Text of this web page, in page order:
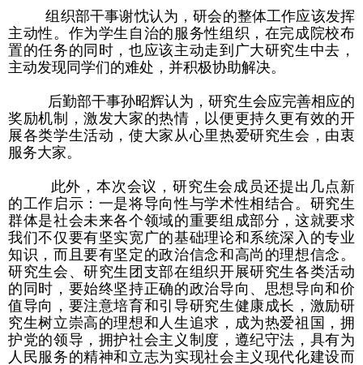
组织部干事谢忱认为，研会的整体工作应该发挥
主动性。作为学生自治的服务性组织，在完成院校布
置的任务的同时，也应该主动走到广大研究生中去，
主动发现同学们的难处，并积极协助解决。
后勤部干事孙昭辉认为，研究生会应完善相应的
奖励机制，激发大家的热情，以便更持久更有效的开
展各类学生活动，使大家从心里热爱研究生会，由衷
服务大家。
此外，本次会议，研究生会成员还提出几点新
的工作启示：一是将导向性与学术性相结合。研究生
群体是社会未来各个领域的重要组成部分，这就要求
我们不仅要有坚实宽广的基础理论和系统深入的专业
知识，而且要有坚定的政治信念和高尚的理想信念。
研究生会、研究生团支部在组织开展研究生各类活动
的同时，要始终坚持正确的政治导向、思想导向和价
值导向，要注意培育和引导研究生健康成长，激励研
究生树立崇高的理想和人生追求，成为热爱祖国，拥
护党的领导，拥护社会主义制度，遵纪守法，具有为
人民服务的精神和立志为实现社会主义现代化建设而